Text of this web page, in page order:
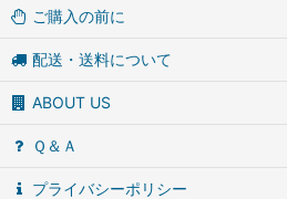
ご購入の前に
配送・送料について
ABOUT US
Ｑ＆Ａ
プライバシーポリシー